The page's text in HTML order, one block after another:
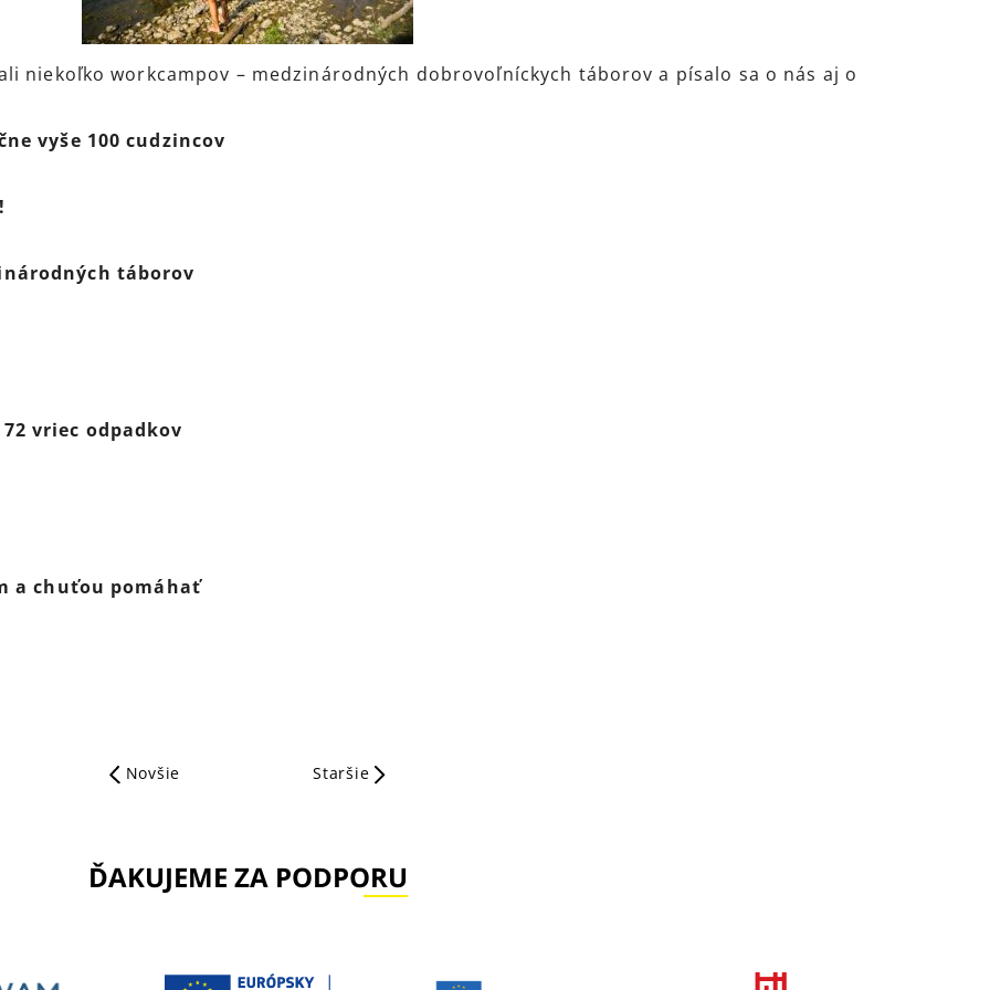
niekoľko workcampov – medzinárodných dobrovoľníckych táborov a písalo sa o nás aj o
vyše 100 cudzincov
táborov
vriec odpadkov
a chuťou pomáhať
Novšie Staršie
ĎAKUJEME ZA PODPORU